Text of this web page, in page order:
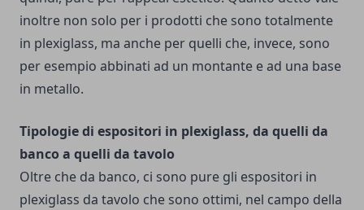
inoltre non solo per i prodotti che sono totalmente
in plexiglass, ma anche per quelli che, invece, sono
per esempio abbinati ad un montante e ad una base
in metallo.
Tipologie di espositori in plexiglass, da quelli da
banco a quelli da tavolo
Oltre che da banco, ci sono pure gli espositori in
plexiglass da tavolo che sono ottimi, nel campo della